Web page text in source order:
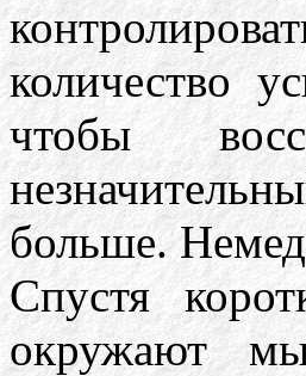
количество
чтобы
больше.
Спустя
окружают